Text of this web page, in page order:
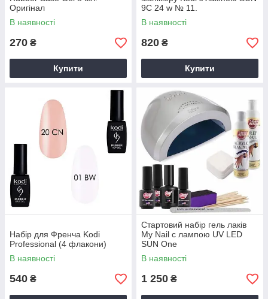
Оригінал
В наявності
270 ₴
Купити
9С 24 w № 11.
В наявності
820 ₴
Купити
Набір для Френча Kodi
Professional (4 флакони)
В наявності
540 ₴
Стартовий набір гель лаків
My Nail c лампою UV LED
SUN One
В наявності
1 250 ₴